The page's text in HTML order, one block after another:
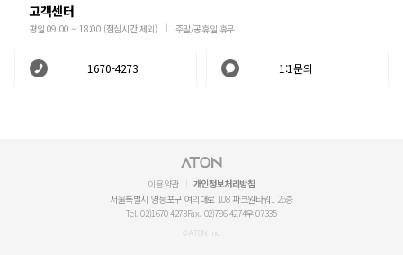
고객센터
평일 09:00 ~ 18:00 (점심시간 제외) 주말/공휴일 휴무
1670-4273 1:1문의
이용약관
개인정보처리방침
서울특별시 영등포구 여의대로 108 파크원타워1 26층
Tel. 02)1670-4273Fax. 02)786-4274우.07335
© ATON Inc.